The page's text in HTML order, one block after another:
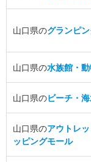
山口県のグランピ
山口県の水族館・
山口県のビーチ・
山口県のアウトレ
ッピングモール